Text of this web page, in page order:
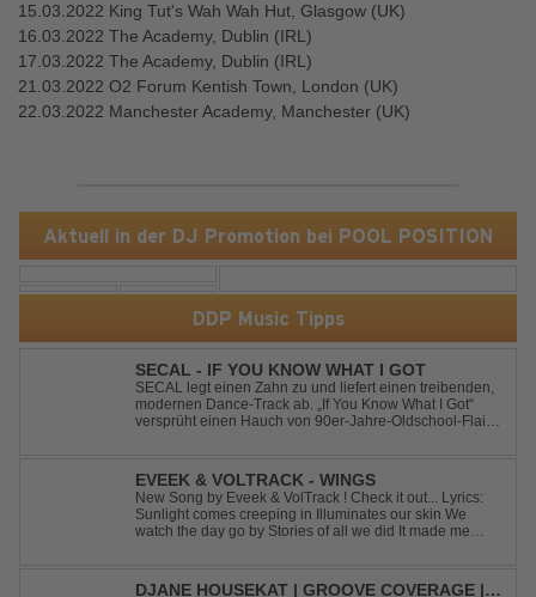
Aktuell in der DJ Promotion bei POOL POSITION
DDP Music Tipps
SECAL - IF YOU KNOW WHAT I GOT
SECAL legt einen Zahn zu und liefert einen treibenden,
modernen Dance-Track ab. „If You Know What I Got“
versprüht einen Hauch von 90er-Jahre-Oldschool-Flair,
Club- und Festival-Sets.
EVEEK & VOLTRACK - WINGS
New Song by Eveek & VolTrack ! Check it out... Lyrics:
Sunlight comes creeping in Illuminates our skin We
watch the day go by Stories of all we did It made me
DJANE HOUSEKAT | GROOVE COVERAGE |
15.03.2022 King Tut's Wah Wah Hut, Glasgow (UK)
16.03.2022 The Academy, Dublin (IRL)
17.03.2022 The Academy, Dublin (IRL)
21.03.2022 O2 Forum Kentish Town, London (UK)
22.03.2022 Manchester Academy, Manchester (UK)